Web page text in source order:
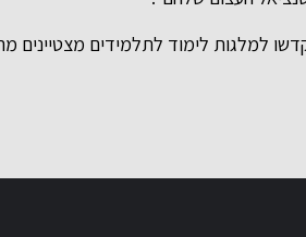
למלגות לימוד לתלמידים מצטיינים